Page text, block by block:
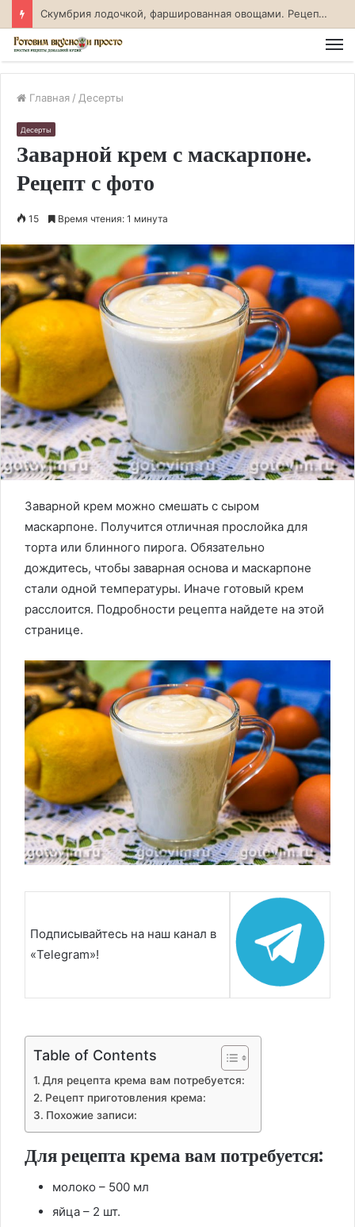
Скумбрия лодочкой, фаршированная овощами. Рецепт с фото
Главная / Десерты
Десерты
Заварной крем с маскарпоне.
Рецепт с фото
15 Время чтения: 1 минута
Заварной крем можно смешать с сыром
маскарпоне. Получится отличная прослойка для
торта или блинного пирога. Обязательно
дождитесь, чтобы заварная основа и маскарпоне
стали одной температуры. Иначе готовый крем
расслоится. Подробности рецепта найдете на этой
странице.
Подписывайтесь на наш канал в
«Telegram»!
Table of Contents
Для рецепта крема вам потребуется:
Рецепт приготовления крема:
Похожие записи:
Для рецепта крема вам потребуется:
молоко – 500 мл
яйца – 2 шт.